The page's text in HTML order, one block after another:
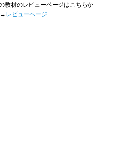
教材のレビューページはこちらか
→ レビューページ